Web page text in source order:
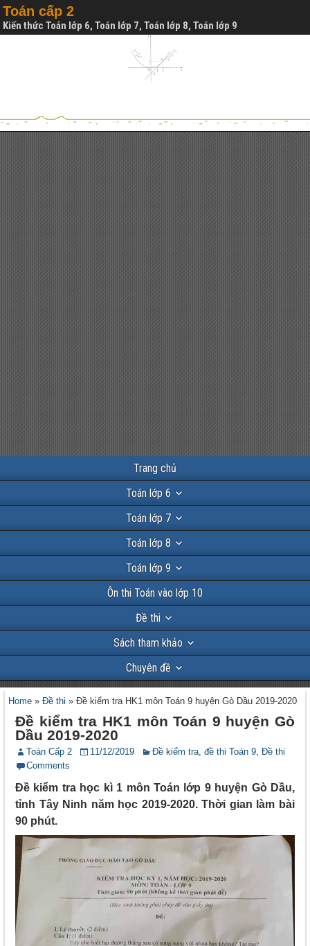
Toán cấp 2
Kiến thức Toán lớp 6, Toán lớp 7, Toán lớp 8, Toán lớp 9
Trang chủ
Toán lớp 6
Toán lớp 7
Toán lớp 8
Toán lớp 9
Ôn thi Toán vào lớp 10
Đề thi
Sách tham khảo
Chuyên đề
Home » Đề thi » Đề kiểm tra HK1 môn Toán 9 huyện Gò Dầu 2019-2020
Đề kiểm tra HK1 môn Toán 9 huyện Gò
Dầu 2019-2020
Toán Cấp 2 11/12/2019 Đề kiểm tra, đề thi Toán 9, Đề thi
Comments
Đề kiểm tra học kì 1 môn Toán lớp 9 huyện Gò Dầu,
tỉnh Tây Ninh năm học 2019-2020. Thời gian làm bài
90 phút.